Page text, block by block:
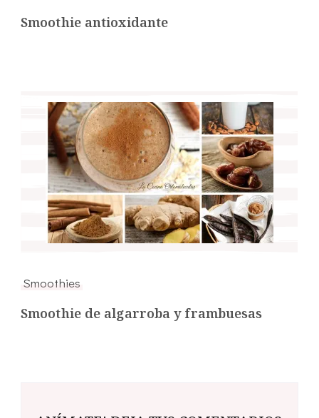
Smoothie antioxidante
Smoothies
Smoothie de algarroba y frambuesas